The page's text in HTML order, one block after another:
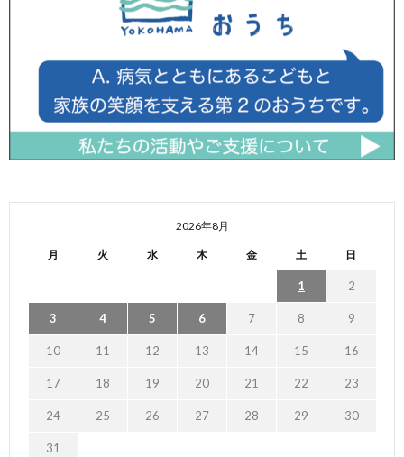
2026年8月
月 火 水 木 金 土 日
1 2
3 4 5 6 7 8 9
10 11 12 13 14 15 16
17 18 19 20 21 22 23
24 25 26 27 28 29 30
31